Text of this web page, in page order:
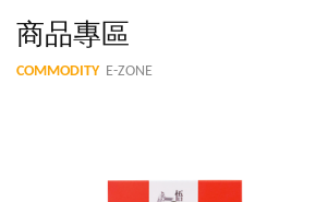
商品專區
COMMODITY E-ZONE